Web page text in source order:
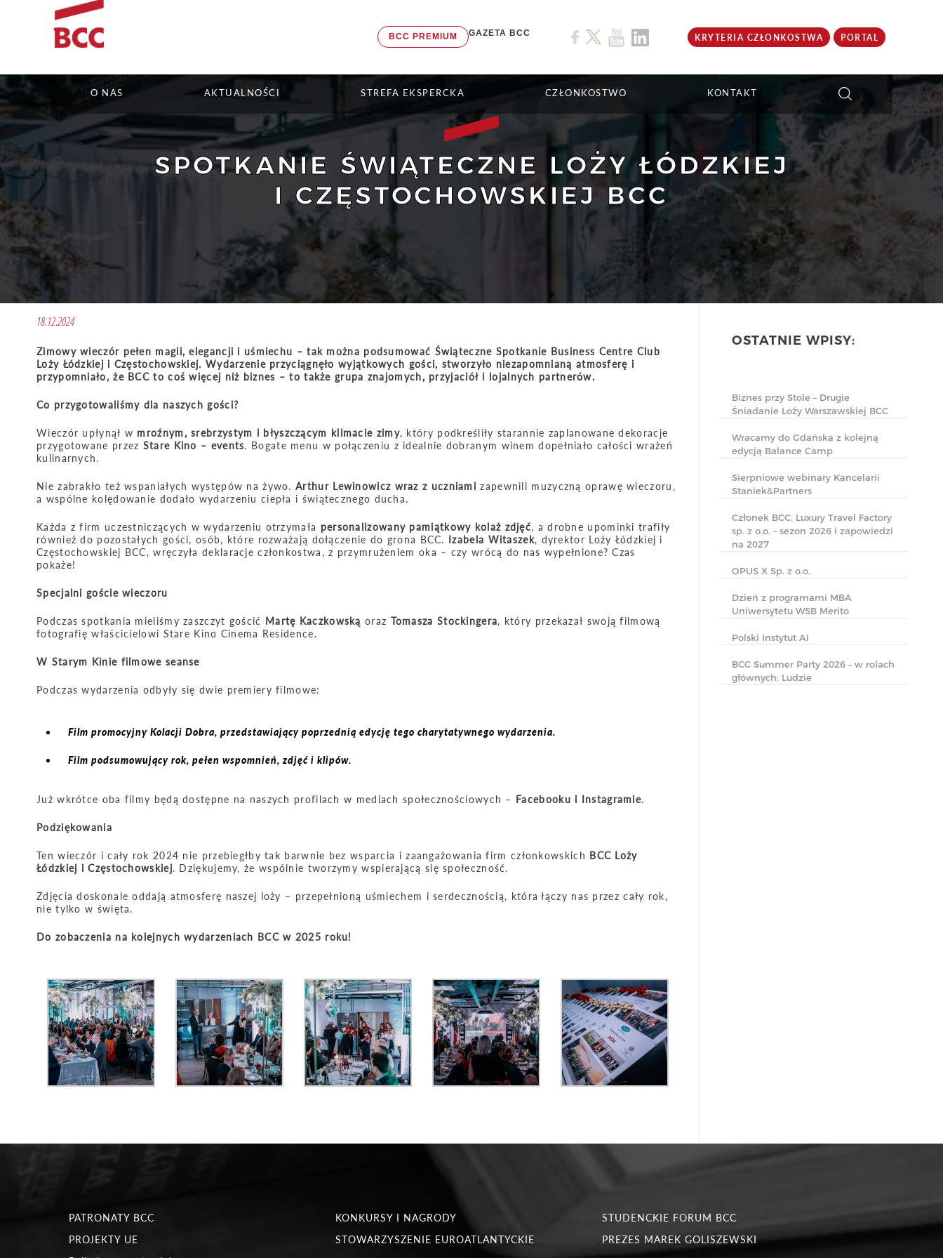
BCC PREMIUM GAZETA BCC KRYTERIA CZŁONKOSTWA PORTAL
O NAS AKTUALNOŚCI STREFA EKSPERCKA CZŁONKOSTWO KONTAKT
SPOTKANIE ŚWIĄTECZNE LOŻY ŁÓDZKIEJ
I CZĘSTOCHOWSKIEJ BCC
OSTATNIE WPISY:
Biznes przy Stole – Drugie
Śniadanie Loży Warszawskiej BCC
Wracamy do Gdańska z kolejną
edycją Balance Camp
Sierpniowe webinary Kancelarii
Staniek&Partners
Członek BCC, Luxury Travel Factory
sp. z o.o. – sezon 2026 i zapowiedzi
na 2027
OPUS X Sp. z o.o.
Dzień z programami MBA
Uniwersytetu WSB Merito
Polski Instytut AI
BCC Summer Party 2026 – w rolach
głównych: Ludzie
18.12.2024
Zimowy wieczór pełen magii, elegancji i uśmiechu – tak można podsumować Świąteczne Spotkanie Business Centre Club
Loży Łódzkiej i Częstochowskiej. Wydarzenie przyciągnęło wyjątkowych gości, stworzyło niezapomnianą atmosferę i
przypomniało, że BCC to coś więcej niż biznes – to także grupa znajomych, przyjaciół i lojalnych partnerów.
Co przygotowaliśmy dla naszych gości?
Wieczór upłynął w mroźnym, srebrzystym i błyszczącym klimacie zimy, który podkreśliły starannie zaplanowane dekoracje
przygotowane przez Stare Kino – events. Bogate menu w połączeniu z idealnie dobranym winem dopełniało całości wrażeń
kulinarnych.
Nie zabrakło też wspaniałych występów na żywo.Arthur Lewinowicz wraz z uczniami zapewnili muzyczną oprawę wieczoru,
a wspólne kolędowanie dodało wydarzeniu ciepła i świątecznego ducha.
Każda z firm uczestniczących w wydarzeniu otrzymała personalizowany pamiątkowy kolaż zdjęć, a drobne upominki trafiły
również do pozostałych gości, osób, które rozważają dołączenie do grona BCC. Izabela Witaszek, dyrektor Loży Łódzkiej i
Częstochowskiej BCC, wręczyła deklaracje członkostwa, z przymrużeniem oka – czy wrócą do nas wypełnione? Czas
pokaże!
Specjalni goście wieczoru
Podczas spotkania mieliśmy zaszczyt gościć Martę Kaczkowską oraz Tomasza Stockingera, który przekazał swoją filmową
fotografię właścicielowi Stare Kino Cinema Residence.
W Starym Kinie filmowe seanse
Podczas wydarzenia odbyły się dwie premiery filmowe:
Film promocyjny Kolacji Dobra, przedstawiający poprzednią edycję tego charytatywnego wydarzenia.
Film podsumowujący rok, pełen wspomnień, zdjęć i klipów.
Już wkrótce oba filmy będą dostępne na naszych profilach w mediach społecznościowych – Facebooku i Instagramie.
Podziękowania
Ten wieczór i cały rok 2024 nie przebiegłby tak barwnie bez wsparcia i zaangażowania firm członkowskich BCC Loży
Łódzkiej i Częstochowskiej. Dziękujemy, że wspólnie tworzymy wspierającą się społeczność.
Zdjęcia doskonale oddają atmosferę naszej loży – przepełnioną uśmiechem i serdecznością, która łączy nas przez cały rok,
nie tylko w święta.
Do zobaczenia na kolejnych wydarzeniach BCC w 2025 roku!
PATRONATY BCC KONKURSY I NAGRODY
STUDENCKIE FORUM BCC
PROJEKTY UE
STOWARZYSZENIE EUROATLANTYCKIE
PREZES MAREK GOLISZEWSKI